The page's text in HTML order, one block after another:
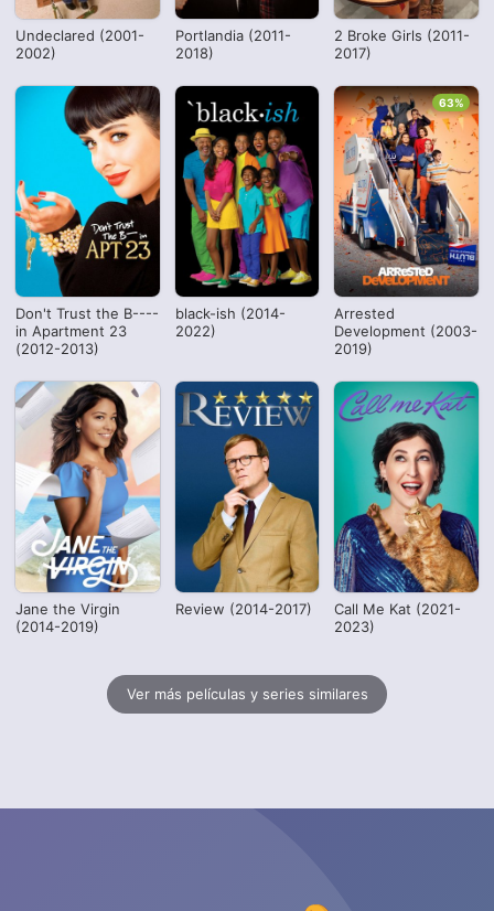
Undeclared (2001-
2002)
Portlandia (2011-
2018)
2 Broke Girls (2011-
2017)
Don't Trust the B----
in Apartment 23
(2012-2013)
black-ish (2014-
2022)
Arrested
Development (2003-
2019)
63%
Jane the Virgin
(2014-2019)
Review (2014-2017)
Call Me Kat (2021-
2023)
Ver más películas y series similares